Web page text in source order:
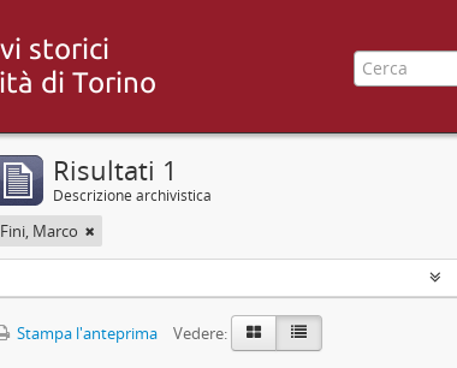
Risultati 1
Descrizione archivistica
Fini, Marco
Stampa l'anteprima Vedere: